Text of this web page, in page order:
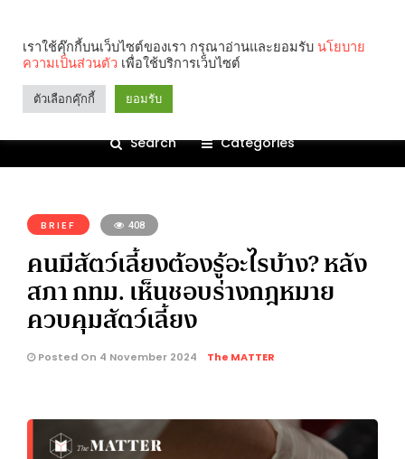
Search Categories
BRIEF 408
คนมีสัตว์เลี้ยงต้องรู้อะไรบ้าง? หลัง
สภา กทม. เห็นชอบร่างกฎหมาย
ควบคุมสัตว์เลี้ยง
Posted On 4 November 2024 The MATTER
เราใช้คุ๊กกี้บนเว็บไซต์ของเรา กรุณาอ่านและยอมรับ นโยบาย
ความเป็นส่วนตัว เพื่อใช้บริการเว็บไซต์
ตัวเลือกคุ๊กกี้ ยอมรับ